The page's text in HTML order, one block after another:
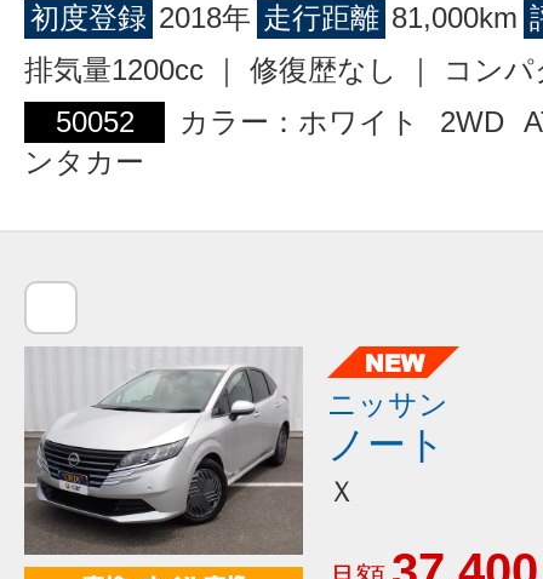
初度登録 2018年 走行距離 81,000km
排気量1200cc ｜ 修復歴なし ｜ コン
50052
カラー：ホワイト 2WD
ンタカー
ニッサン
ノート
Ｘ